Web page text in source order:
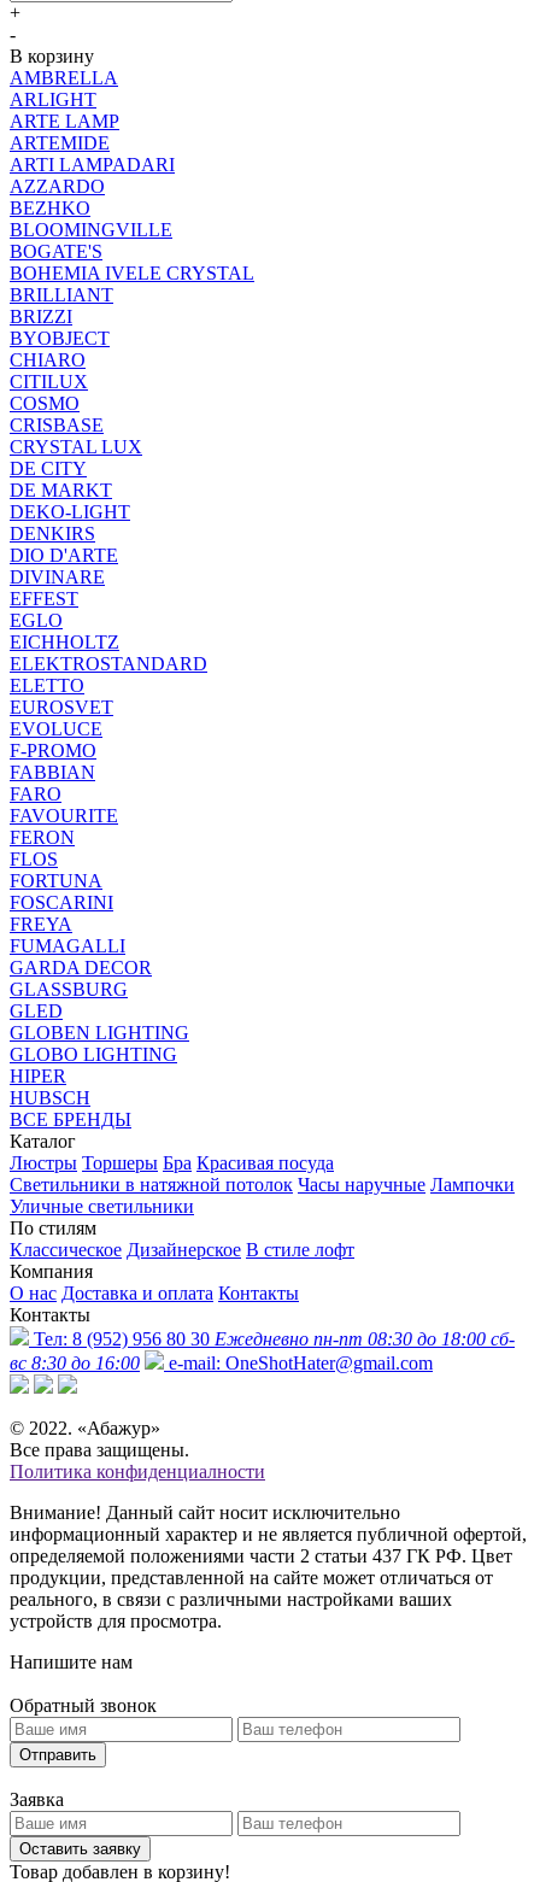
+
-
В корзину
AMBRELLA
ARLIGHT
ARTE LAMP
ARTEMIDE
ARTI LAMPADARI
AZZARDO
BEZHKO
BLOOMINGVILLE
BOGATE'S
BOHEMIA IVELE CRYSTAL
BRILLIANT
BRIZZI
BYOBJECT
CHIARO
CITILUX
COSMO
CRISBASE
CRYSTAL LUX
DE CITY
DE MARKT
DEKO-LIGHT
DENKIRS
DIO D'ARTE
DIVINARE
EFFEST
EGLO
EICHHOLTZ
ELEKTROSTANDARD
ELETTO
EUROSVET
EVOLUCE
F-PROMO
FABBIAN
FARO
FAVOURITE
FERON
FLOS
FORTUNA
FOSCARINI
FREYA
FUMAGALLI
GARDA DECOR
GLASSBURG
GLED
GLOBEN LIGHTING
GLOBO LIGHTING
HIPER
HUBSCH
ВСЕ БРЕНДЫ
Каталог
Люстры Торшеры Бра Красивая посуда
Светильники в натяжной потолок Часы наручные Лампочки
Уличные светильники
По стилям
Классическое Дизайнерское В стиле лофт
Компания
О нас Доставка и оплата Контакты
Контакты
Тел: 8 (952) 956 80 30 Ежедневно пн-пт 08:30 до 18:00 сб-
вс 8:30 до 16:00
e-mail: OneShotHater@gmail.com
© 2022. «Абажур»
Все права защищены.
Политика конфиденциалности
Внимание! Данный сайт носит исключительно
информационный характер и не является публичной офертой,
определяемой положениями части 2 статьи 437 ГК РФ. Цвет
продукции, представленной на сайте может отличаться от
реального, в связи с различными настройками ваших
устройств для просмотра.
Напишите нам
Обратный звонок
Отправить
Заявка
Оставить заявку
Товар добавлен в корзину!